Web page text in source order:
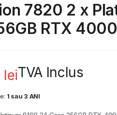
7820 2 x
RTX
leiTVA Inclus
1 sau 3 ANI